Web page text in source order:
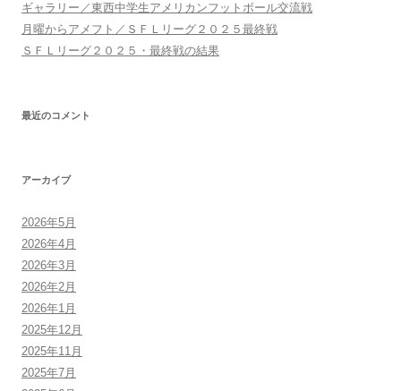
ン
ギャラリー／東西中学生アメリカンフットボール交流戦
月曜からアメフト／ＳＦＬリーグ２０２５最終戦
ＳＦＬリーグ２０２５・最終戦の結果
最近のコメント
アーカイブ
2026年5月
2026年4月
2026年3月
2026年2月
2026年1月
2025年12月
2025年11月
2025年7月